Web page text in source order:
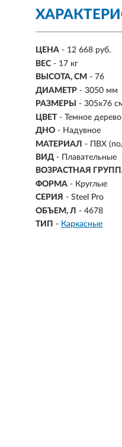
ЦЕНА - 12 668 руб.
ВЕС - 17 кг
ВЫСОТА, СМ - 76
ДИАМЕТР - 3050 мм
РАЗМЕРЫ
- 305х76
ЦВЕТ - Темное дерево
ДНО - Надувное
МАТЕРИАЛ - ПВХ
ВИД - Плавательные
ВОЗРАСТНАЯ
ФОРМА - Круглые
СЕРИЯ - Steel Pro
ОБЪЕМ, Л - 4678
ТИП - Каркасные